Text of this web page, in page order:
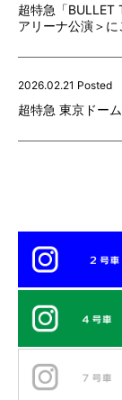
超特急「BULLET
アリーナ公演＞
2026.02.21 Posted
超特急 東京ドー